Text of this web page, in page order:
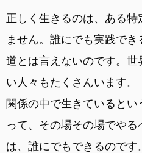
正しく生きるのは、ある特
ません。誰にでも実践で
道とは言えないのです。
い人々もたくさんいます
関係の中で生きていると
って、その場その場でや
は、誰にでもできるので